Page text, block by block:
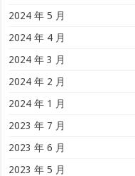
2024 年 5 月
2024 年 4 月
2024 年 3 月
2024 年 2 月
2024 年 1 月
2023 年 7 月
2023 年 6 月
2023 年 5 月